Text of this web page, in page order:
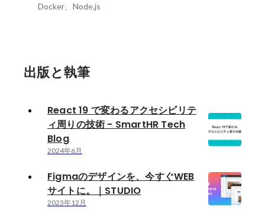
Docker、Node.js
出版と執筆
React 19 で変わるアクセシビリテ
ィ周りの技術 - SmartHR Tech
Blog
2024年6月
Figmaのデザインを、今すぐWEB
サイトに。｜STUDIO
2023年12月